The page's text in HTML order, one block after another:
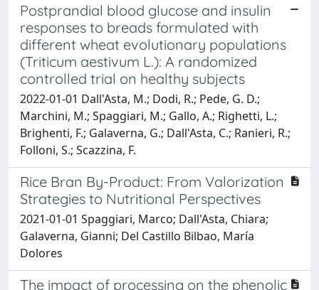
Postprandial blood glucose and insulin
responses to breads formulated with
different wheat evolutionary populations
(Triticum aestivum L.): A randomized
controlled trial on healthy subjects
2022-01-01 Dall'Asta, M.; Dodi, R.; Pede, G. D.;
Marchini, M.; Spaggiari, M.; Gallo, A.; Righetti, L.;
Brighenti, F.; Galaverna, G.; Dall'Asta, C.; Ranieri, R.;
Folloni, S.; Scazzina, F.
Rice Bran By-Product: From Valorization
Strategies to Nutritional Perspectives
2021-01-01 Spaggiari, Marco; Dall'Asta, Chiara;
Galaverna, Gianni; Del Castillo Bilbao, María
Dolores
The impact of processing on the phenolic